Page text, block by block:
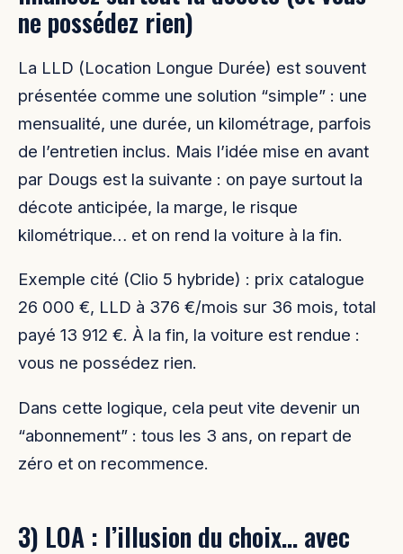
ne possédez rien)
La LLD (Location Longue Durée) est souvent
présentée comme une solution “simple” : une
mensualité, une durée, un kilométrage, parfois
de l’entretien inclus. Mais l’idée mise en avant
par Dougs est la suivante : on paye surtout la
décote anticipée, la marge, le risque
kilométrique… et on rend la voiture à la fin.
Exemple cité (Clio 5 hybride) : prix catalogue
26 000 €, LLD à 376 €/mois sur 36 mois, total
payé 13 912 €. À la fin, la voiture est rendue :
vous ne possédez rien.
Dans cette logique, cela peut vite devenir un
“abonnement” : tous les 3 ans, on repart de
zéro et on recommence.
3) LOA : l’illusion du choix… avec